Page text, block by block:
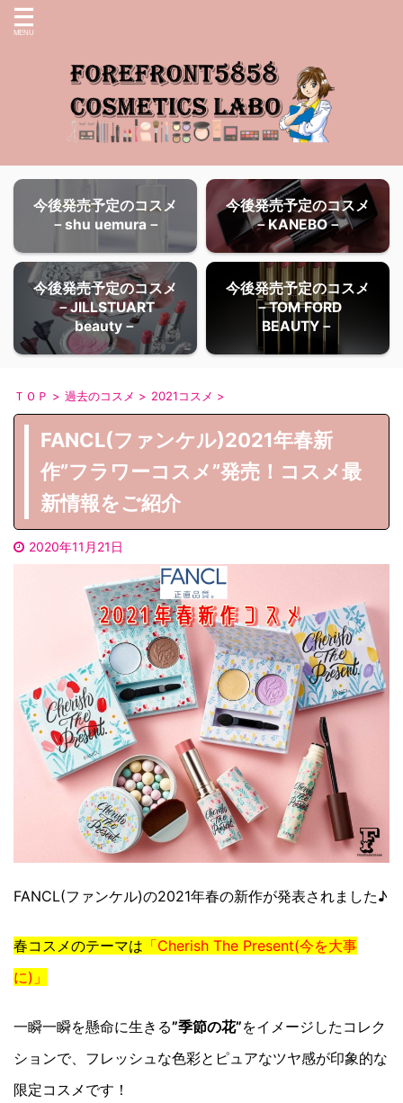
今後発売予定のコスメ
－shu uemura－
今後発売予定のコスメ
－KANEBO－
今後発売予定のコスメ
－JILLSTUART
beauty－
今後発売予定のコスメ
－TOM FORD
BEAUTY－
ＴＯＰ > 過去のコスメ > 2021コスメ >
FANCL(ファンケル)2021年春新
作”フラワーコスメ”発売！コスメ最
新情報をご紹介
2020年11月21日
FANCL(ファンケル)の2021年春の新作が発表されました♪
春コスメのテーマは 「Cherish The Present(今を大事
に)」
一瞬一瞬を懸命に生きる”季節の花”をイメージしたコレク
ションで、フレッシュな色彩とピュアなツヤ感が印象的な
限定コスメです！